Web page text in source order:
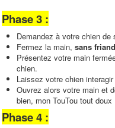
Phase 3 :
Demandez à votre chien de
Fermez la main, sans
Présentez votre main
chien.
Laissez votre chien
Ouvrez alors votre main et
bien, mon TouTou tout doux
Phase 4 :